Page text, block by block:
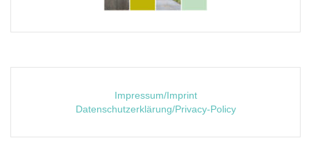
Impressum/Imprint
Datenschutzerklärung/Privacy-Policy